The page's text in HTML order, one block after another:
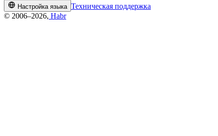
Настройка языка Техническая поддержка
© 2006–2026, Habr